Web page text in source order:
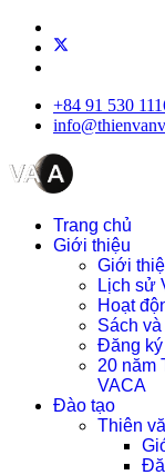
+84 91 530
Trang chủ
Giới thiệu
Giới
Lịch sử
Hoạt
Sách
Đăng
20 năm
VACA
Đào tạo
Thiên